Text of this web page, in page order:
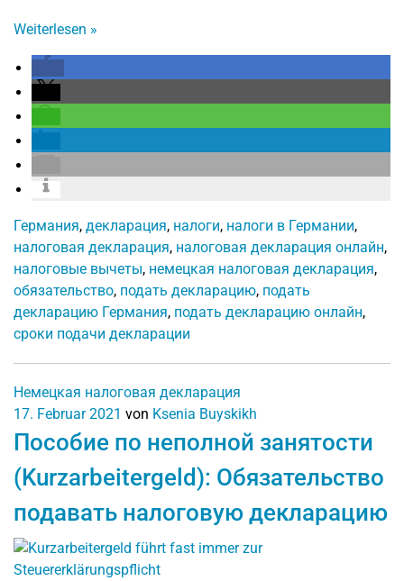
Weiterlesen »
Германия, декларация, налоги, налоги в Германии,
налоговая декларация, налоговая декларация онлайн,
налоговые вычеты, немецкая налоговая декларация,
обязательство, подать декларацию, подать
декларацию Германия, подать декларацию онлайн,
сроки подачи декларации
Немецкая налоговая декларация
17. Februar 2021 von Ksenia Buyskikh
Пособие по неполной занятости
(Kurzarbeitergeld): Обязательство
подавать налоговую декларацию